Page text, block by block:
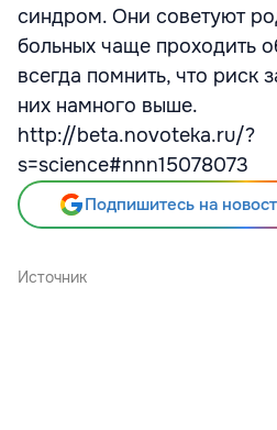
синдром. Они советуют
больных чаще проходить
всегда помнить, что риск
них намного выше.
http://beta.novoteka.ru/?
s=science#nnn15078073
Подпишитесь на
Источник